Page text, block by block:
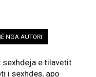
NGA AUTORI
sexhdeja e tilavetit
i sexhdes, apo